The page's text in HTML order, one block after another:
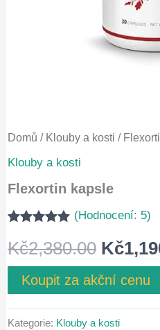
Domů / Klouby a kosti /
Klouby a kosti
Flexortin kapsle
5.00z 5 na
základě
hodnocení
zákazníků
(Hodnocení: 5)
Kč2,380.00
cena
byla:
Kč
Koupit za akční cenu
Kategorie: Klouby a kosti